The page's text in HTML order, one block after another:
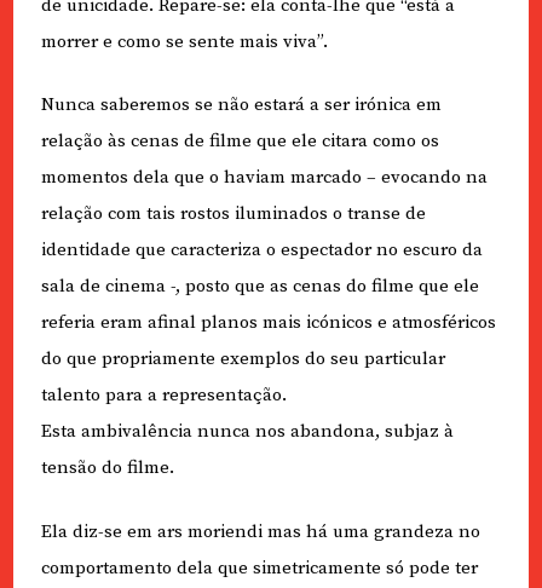
de unicidade. Repare-se: ela conta-lhe que “está a
morrer e como se sente mais viva”.
Nunca saberemos se não estará a ser irónica em
relação às cenas de filme que ele citara como os
momentos dela que o haviam marcado – evocando na
relação com tais rostos iluminados o transe de
identidade que caracteriza o espectador no escuro da
sala de cinema -, posto que as cenas do filme que ele
referia eram afinal planos mais icónicos e atmosféricos
do que propriamente exemplos do seu particular
talento para a representação.
Esta ambivalência nunca nos abandona, subjaz à
tensão do filme.
Ela diz-se em ars moriendi mas há uma grandeza no
comportamento dela que simetricamente só pode ter